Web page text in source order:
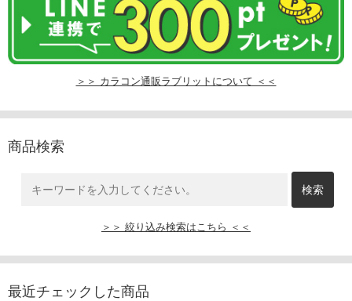
＞＞ カラコン通販ラブリットについて ＜＜
商品検索
＞＞ 絞り込み検索はこちら ＜＜
最近チェックした商品